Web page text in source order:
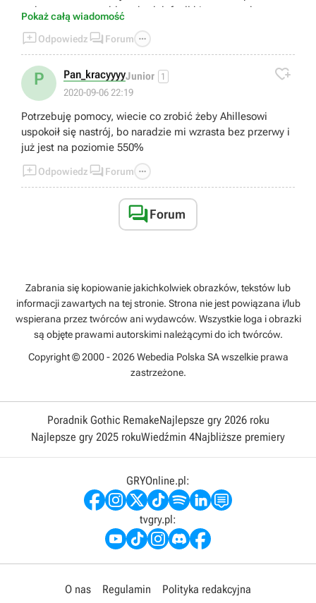
so he went peaceably to bed, left all his cares to heaven,
and soon fell asleep. [link]
Pokaż całą wiadomość
Odpowiedz  Forum 
P Pan_kracyyyyJunior 1
2020-09-06 22:19

Potrzebuję pomocy, wiecie co zrobić żeby Ahillesowi
uspokoił się nastrój, bo naradzie mi wzrasta bez przerwy i
już jest na poziomie 550%
Odpowiedz  Forum 
Forum
Zabrania się kopiowanie jakichkolwiek obrazków, tekstów lub
informacji zawartych na tej stronie. Strona nie jest powiązana i/lub
wspierana przez twórców ani wydawców. Wszystkie loga i obrazki
są objęte prawami autorskimi należącymi do ich twórców.
Copyright © 2000 - 2026 Webedia Polska SA wszelkie prawa
zastrzeżone.
Poradnik Gothic RemakeNajlepsze gry 2026 roku
Najlepsze gry 2025 rokuWiedźmin 4Najbliższe premiery
GRYOnline.pl:
tvgry.pl:
O nas Regulamin Polityka redakcyjna